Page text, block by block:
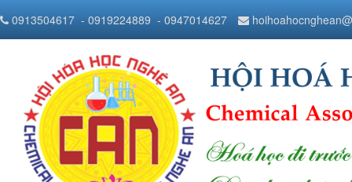
0913504617 - 0919224889 - 0947014627